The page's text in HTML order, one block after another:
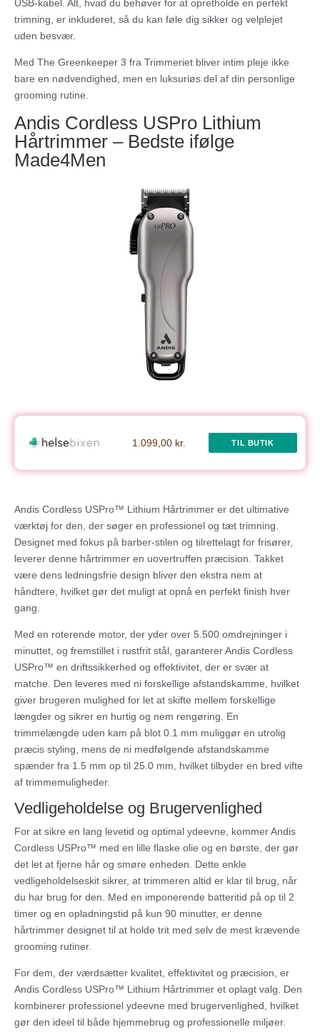
USB-kabel. Alt, hvad du behøver for at opretholde en perfekt
trimning, er inkluderet, så du kan føle dig sikker og velplejet
uden besvær.
Med The Greenkeeper 3 fra Trimmeriet bliver intim pleje ikke
bare en nødvendighed, men en luksuriøs del af din personlige
grooming rutine.
Andis Cordless USPro Lithium
Hårtrimmer – Bedste ifølge
Made4Men
1.099,00 kr. TIL BUTIK
Andis Cordless USPro™ Lithium Hårtrimmer er det ultimative
værktøj for den, der søger en professionel og tæt trimning.
Designet med fokus på barber-stilen og tilrettelagt for frisører,
leverer denne hårtrimmer en uovertruffen præcision. Takket
være dens ledningsfrie design bliver den ekstra nem at
håndtere, hvilket gør det muligt at opnå en perfekt finish hver
gang.
Med en roterende motor, der yder over 5.500 omdrejninger i
minuttet, og fremstillet i rustfrit stål, garanterer Andis Cordless
USPro™ en driftssikkerhed og effektivitet, der er svær at
matche. Den leveres med ni forskellige afstandskamme, hvilket
giver brugeren mulighed for let at skifte mellem forskellige
længder og sikrer en hurtig og nem rengøring. En
trimmelængde uden kam på blot 0.1 mm muliggør en utrolig
præcis styling, mens de ni medfølgende afstandskamme
spænder fra 1.5 mm op til 25.0 mm, hvilket tilbyder en bred vifte
af trimmemuligheder.
Vedligeholdelse og Brugervenlighed
For at sikre en lang levetid og optimal ydeevne, kommer Andis
Cordless USPro™ med en lille flaske olie og en børste, der gør
det let at fjerne hår og smøre enheden. Dette enkle
vedligeholdelseskit sikrer, at trimmeren altid er klar til brug, når
du har brug for den. Med en imponerende batteritid på op til 2
timer og en opladningstid på kun 90 minutter, er denne
hårtrimmer designet til at holde trit med selv de mest krævende
grooming rutiner.
For dem, der værdsætter kvalitet, effektivitet og præcision, er
Andis Cordless USPro™ Lithium Hårtrimmer et oplagt valg. Den
kombinerer professionel ydeevne med brugervenlighed, hvilket
gør den ideel til både hjemmebrug og professionelle miljøer.